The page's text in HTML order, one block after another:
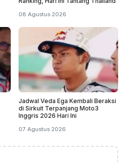
08 Agustus 2026
Jadwal Veda Ega Kembali Beraksi
di Sirkuit Terpanjang Moto3
Inggris 2026 Hari Ini
07 Agustus 2026